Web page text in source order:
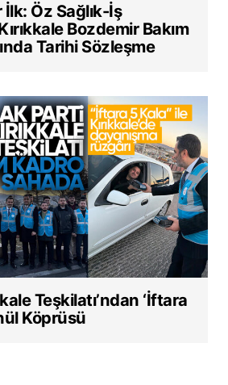
İlk: Öz Sağlık-İş
Bozdemir Bakım
Tarihi Sözleşme
Teşkilatı’ndan ‘İftara
Köprüsü